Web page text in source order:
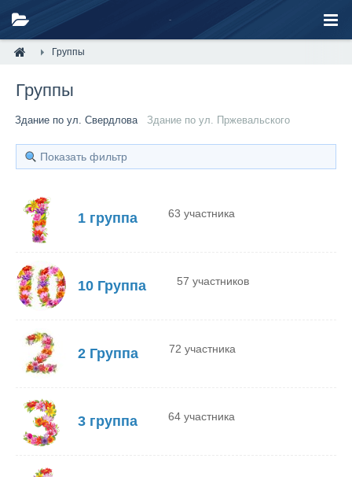
Группы
Группы
Здание по ул. Свердлова Здание по ул. Пржевальского
Показать фильтр
1 группа 63 участника
10 Группа 57 участников
2 Группа 72 участника
3 группа 64 участника